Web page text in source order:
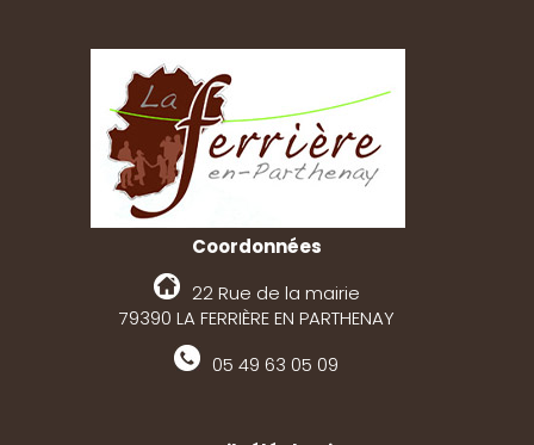
Coordonnées
22 Rue de la mairie
79390 LA FERRIÈRE EN PARTHENAY
05 49 63 05 09